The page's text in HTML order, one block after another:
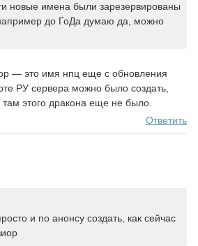
новые имена были зарезервированы
до ГоДа думаю да, можно
— это имя нпц еще с обновления
РУ сервера можно было создать,
там этого дракона еще не было.
Ответить
и по анонсу создать, как сейчас